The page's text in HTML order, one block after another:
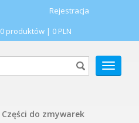
Rejestracja
0 produktów | 0 PLN
POKAŻ
MENU
Części do zmywarek